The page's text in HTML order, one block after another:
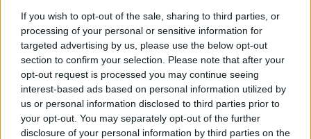
If you wish to opt-out of the sale, sharing to third parties, or
processing of your personal or sensitive information for
targeted advertising by us, please use the below opt-out
section to confirm your selection. Please note that after your
opt-out request is processed you may continue seeing
interest-based ads based on personal information utilized by
us or personal information disclosed to third parties prior to
your opt-out. You may separately opt-out of the further
disclosure of your personal information by third parties on the
Games
Cut The Rope Northern Heights Candy